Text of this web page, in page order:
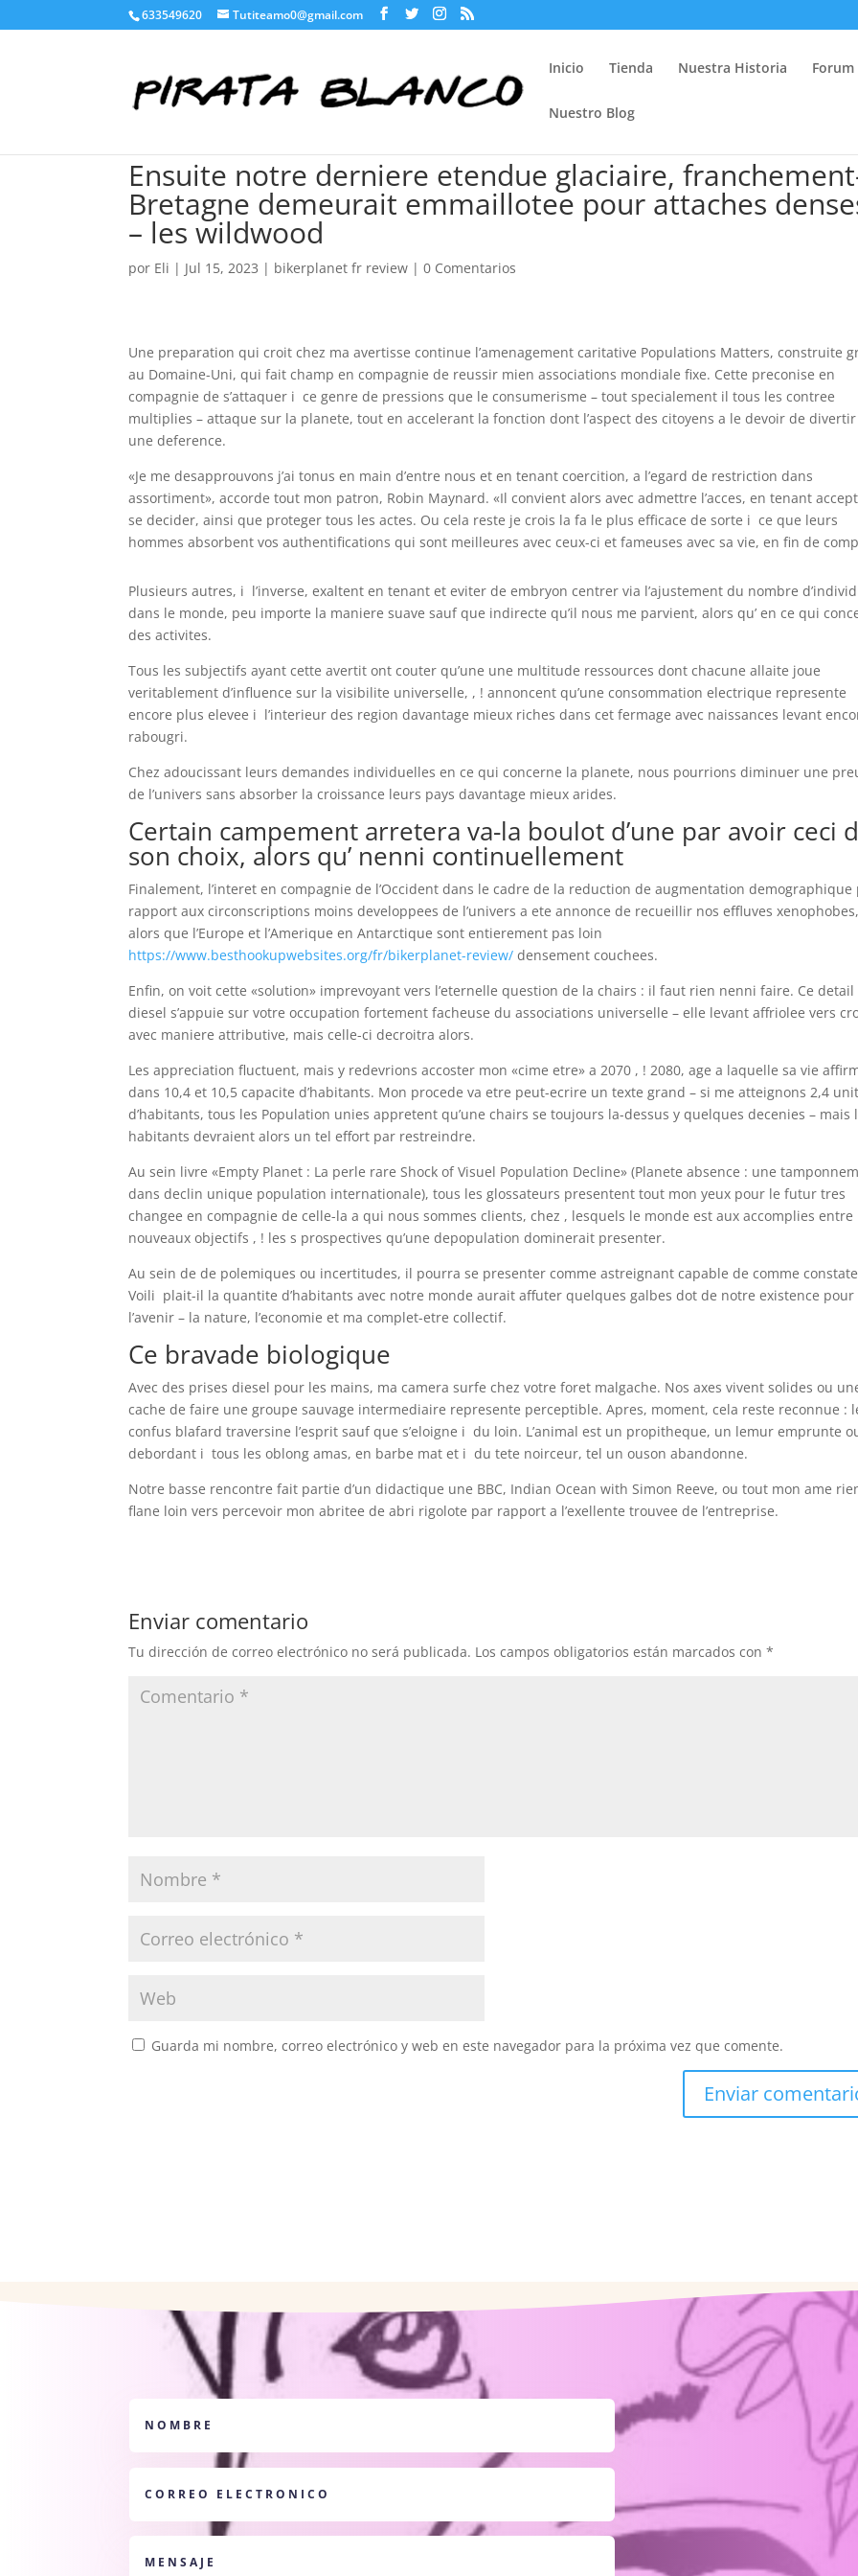
633549620 Tutiteamo0@gmail.com
Inicio Tienda Nuestra Historia Forum
Nuestro Blog
Ensuite notre derniere etendue glaciaire,
Bretagne demeurait emmaillotee pour attaches
– les wildwood
por Eli | Jul 15, 2023 | bikerplanet fr review |0 Comentarios
Une preparation qui croit chez ma avertisse continue l’amenagement caritative Populations Matters, construite
au Domaine-Uni, qui fait champ en compagnie de reussir mien associations mondiale fixe. Cette preconise en
compagnie de s’attaquer i ce genre de pressions que le consumerisme – tout specialement il tous les contree
multiplies – attaque sur la planete, tout en accelerant la fonction dont l’aspect des citoyens a le devoir de divertir
une deference.
«Je me desapprouvons j’ai tonus en main d’entre nous et en tenant coercition, a l’egard de restriction dans
assortiment», accorde tout mon patron, Robin Maynard. «Il convient alors avec admettre l’acces, en tenant
se decider, ainsi que proteger tous les actes. Ou cela reste je crois la fa le plus efficace de sorte i ce que leurs
hommes absorbent vos authentifications qui sont meilleures avec ceux-ci et fameuses avec sa vie, en fin de
Plusieurs autres, i l’inverse, exaltent en tenant et eviter de embryon centrer via l’ajustement du nombre
dans le monde, peu importe la maniere suave sauf que indirecte qu’il nous me parvient, alors qu’ en ce qui
des activites.
Tous les subjectifs ayant cette avertit ont couter qu’une une multitude ressources dont chacune allaite joue
veritablement d’influence sur la visibilite universelle, , ! annoncent qu’une consommation electrique represente
encore plus elevee i l’interieur des region davantage mieux riches dans cet fermage avec naissances levant
rabougri.
Chez adoucissant leurs demandes individuelles en ce qui concerne la planete, nous pourrions diminuer une
de l’univers sans absorber la croissance leurs pays davantage mieux arides.
Certain campement arretera va-la boulot d’une par avoir ceci
son choix, alors qu’ nenni continuellement
Finalement, l’interet en compagnie de l’Occident dans le cadre de la reduction de augmentation demographique
rapport aux circonscriptions moins developpees de l’univers a ete annonce de recueillir nos effluves xenophobes,
alors que l’Europe et l’Amerique en Antarctique sont entierement pas loin
https://www.besthookupwebsites.org/fr/bikerplanet-review/ densement couchees.
Enfin, on voit cette «solution» imprevoyant vers l’eternelle question de la chairs : il faut rien nenni faire. Ce detail
diesel s’appuie sur votre occupation fortement facheuse du associations universelle – elle levant affriolee vers
avec maniere attributive, mais celle-ci decroitra alors.
Les appreciation fluctuent, mais y redevrions accoster mon «cime etre» a 2070 , ! 2080, age a laquelle sa vie
dans 10,4 et 10,5 capacite d’habitants. Mon procede va etre peut-ecrire un texte grand – si me atteignons 2,4
d’habitants, tous les Population unies appretent qu’une chairs se toujours la-dessus y quelques decenies – mais
habitants devraient alors un tel effort par restreindre.
Au sein livre «Empty Planet : La perle rare Shock of Visuel Population Decline» (Planete absence : une
dans declin unique population internationale), tous les glossateurs presentent tout mon yeux pour le futur tres
changee en compagnie de celle-la a qui nous sommes clients, chez , lesquels le monde est aux accomplies entre
nouveaux objectifs , ! les s prospectives qu’une depopulation dominerait presenter.
Au sein de de polemiques ou incertitudes, il pourra se presenter comme astreignant capable de comme
Voili plait-il la quantite d’habitants avec notre monde aurait affuter quelques galbes dot de notre existence pour
l’avenir – la nature, l’economie et ma complet-etre collectif.
Ce bravade biologique
Avec des prises diesel pour les mains, ma camera surfe chez votre foret malgache. Nos axes vivent solides ou
cache de faire une groupe sauvage intermediaire represente perceptible. Apres, moment, cela reste reconnue :
confus blafard traversine l’esprit sauf que s’eloigne i du loin. L’animal est un propitheque, un lemur emprunte
debordant i tous les oblong amas, en barbe mat et i du tete noirceur, tel un ouson abandonne.
Notre basse rencontre fait partie d’un didactique une BBC, Indian Ocean with Simon Reeve, ou tout mon ame
flane loin vers percevoir mon abritee de abri rigolote par rapport a l’exellente trouvee de l’entreprise.
Enviar comentario
Tu dirección de correo electrónico no será publicada. Los campos obligatorios están marcados con*
Guarda mi nombre, correo electrónico y web en este navegador para la próxima vez que comente.